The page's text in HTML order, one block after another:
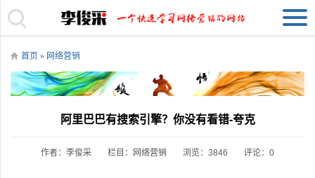
首页 » 网络营销
阿里巴巴有搜索引擎？你没有看错-夸克
作者：李俊采 栏目： 网络营销 浏览：3846 评论：0